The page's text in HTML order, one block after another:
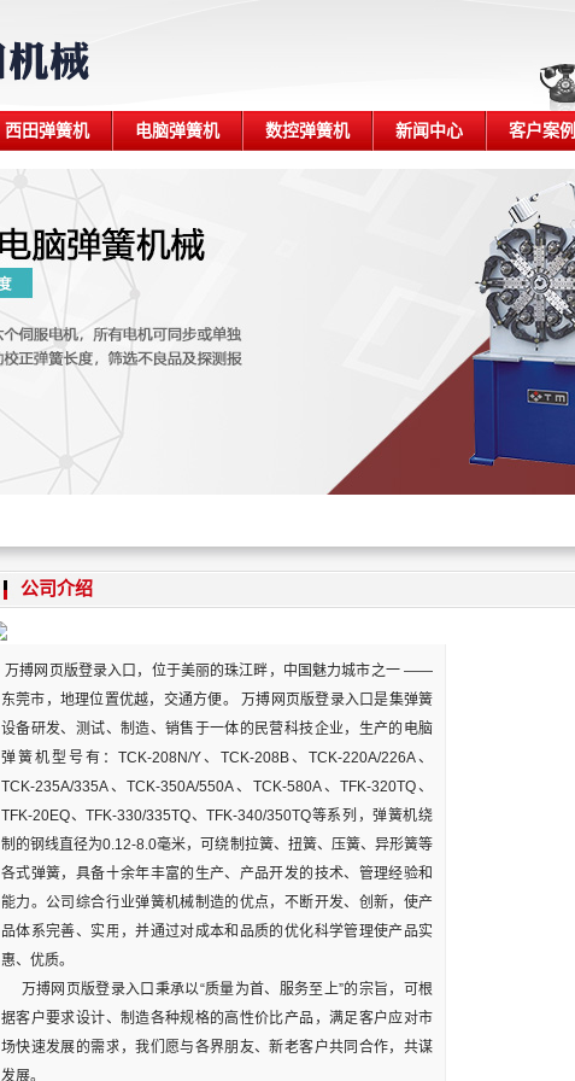
西田弹簧机 电脑弹簧机 数控弹簧机 新闻中心 客户案例
公司介绍
万搏网页版登录入口，位于美丽的珠江畔，中国魅力城市之一 ——
东莞市，地理位置优越，交通方便。 万搏网页版登录入口是集弹簧
设备研发、测试、制造、销售于一体的民营科技企业，生产的电脑
弹簧机型号有：TCK-208N/Y、TCK-208B、TCK-220A/226A、
TCK-235A/335A、TCK-350A/550A、TCK-580A、TFK-320TQ、
TFK-20EQ、TFK-330/335TQ、TFK-340/350TQ等系列，弹簧机绕
制的钢线直径为0.12-8.0毫米，可绕制拉簧、扭簧、压簧、异形簧等
各式弹簧，具备十余年丰富的生产、产品开发的技术、管理经验和
能力。公司综合行业弹簧机械制造的优点，不断开发、创新，使产
品体系完善、实用，并通过对成本和品质的优化科学管理使产品实
惠、优质。
万搏网页版登录入口秉承以“质量为首、服务至上”的宗旨，可根
据客户要求设计、制造各种规格的高性价比产品，满足客户应对市
场快速发展的需求，我们愿与各界朋友、新老客户共同合作，共谋
发展。